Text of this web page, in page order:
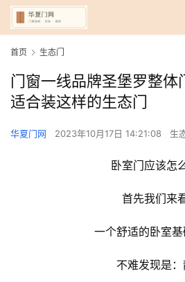
首页 生态门
门窗一线品牌圣堡罗整体
适合装这样的生态门
华夏门网 2023年10月17日 14:21:08 生
卧室门应该怎
首先我们来
一个舒适的卧室基
不难发现是：